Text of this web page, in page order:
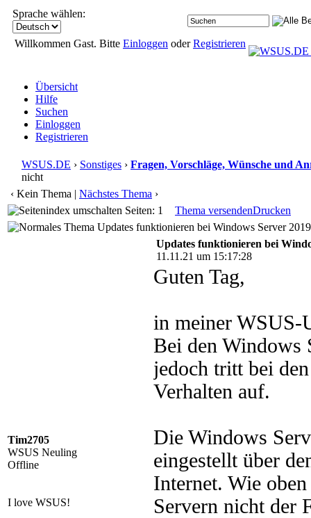
Sprache wählen:
Willkommen Gast. Bitte Einloggen oderRegistrieren
Übersicht
Hilfe
Suchen
Einloggen
Registrieren
WSUS.DE › Sonstiges › Fragen, Vorschläge, Wünsche und
nicht
‹ Kein Thema | Nächstes Thema ›
Seiten: 1
Thema versendenDrucken
Updates funktionieren bei Windows Server
Tim2705
WSUS Neuling
Offline
I love WSUS!
Updates funktionieren bei
11.11.21 um 15:17:28
Guten Tag,
in meiner WSUS-
Bei den Windows
jedoch tritt bei
Verhalten auf.
Die Windows
eingestellt über
Internet. Wie
Servern nicht der